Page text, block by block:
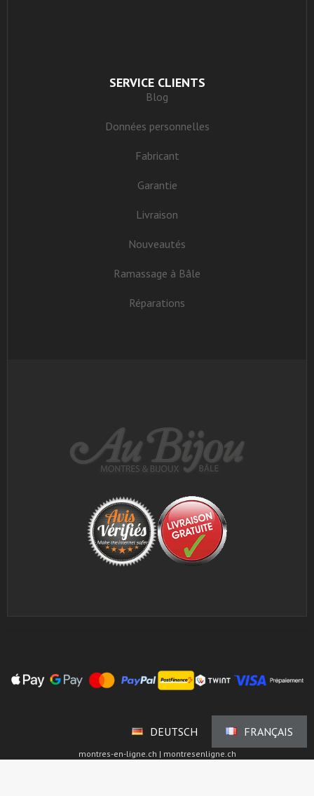
SERVICE CLIENTS
Blog
Données personnelles
Fabricant
Garantie
Livraison
Nouveautés
Ramassage à Bâle
Réparations
DEUTSCH FRANÇAIS
montres-en-ligne.ch | montresenligne.ch